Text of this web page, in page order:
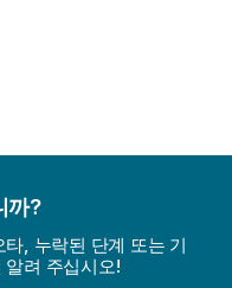
까?
, 누락된 단계 또는 기
알려 주십시오!